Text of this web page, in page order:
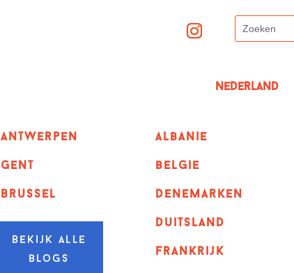
Nederland
Antwerpen
GENT
Brussel
Bekijk alle
blogs
albanie
belgie
denemarken
duitsland
frankrijk